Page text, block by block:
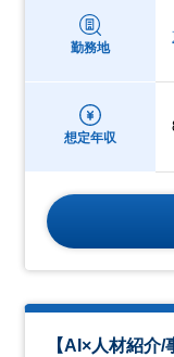
勤務地
想定年収
【AI×人材紹介